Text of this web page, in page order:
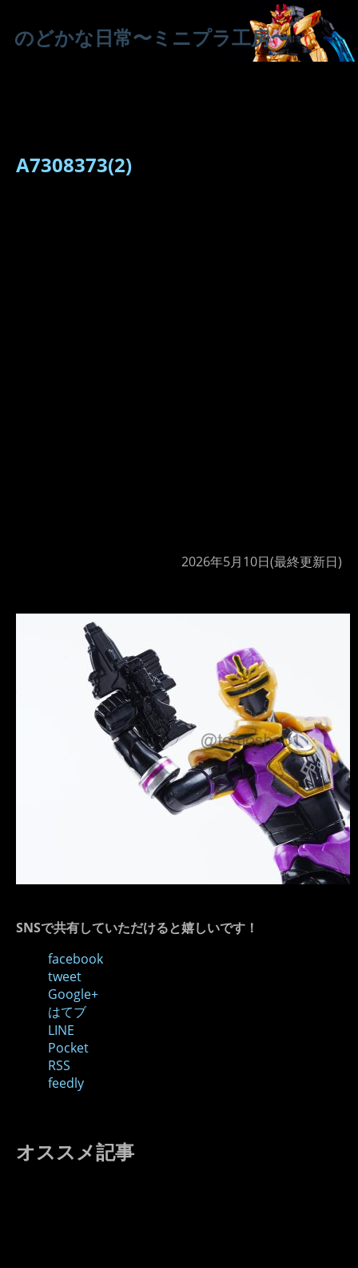
のどかな日常〜ミニプラ工房〜
A7308373(2)
2026年5月10日(最終更新日)
SNSで共有していただけると嬉しいです！
facebook
tweet
Google+
はてブ
LINE
Pocket
RSS
feedly
オススメ記事